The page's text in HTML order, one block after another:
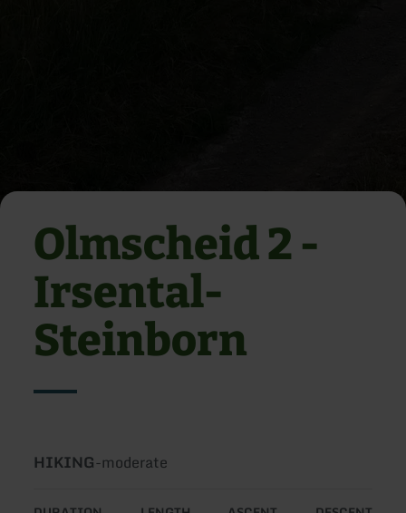
Olmscheid 2 -
Irsental-
Steinborn
Type
tour:
HIKING-Difficulty:
moderate